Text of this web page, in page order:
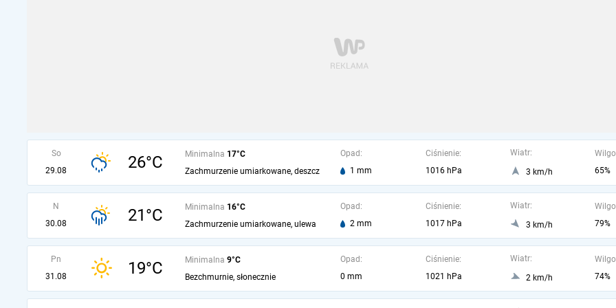
So
29.08
26°C Minimalna 17°C
Zachmurzenie umiarkowane, deszcz
Opad:
1 mm
Ciśnienie:
1016 hPa
Wiatr:
3 km/h
65%
N
30.08
21°C Minimalna 16°C
Zachmurzenie umiarkowane, ulewa
Opad:
2 mm
Ciśnienie:
1017 hPa
Wiatr:
3 km/h
79%
Pn
31.08
19°C Minimalna 9°C
Bezchmurnie, słonecznie
Opad:
0 mm
Ciśnienie:
1021 hPa
Wiatr:
2 km/h
74%